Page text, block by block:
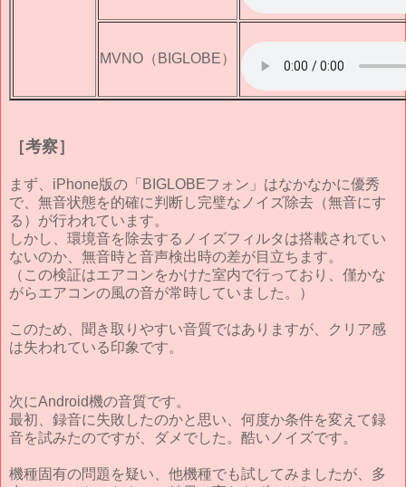
MVNO（BIGLOBE）
［考察］
まず、iPhone版の「BIGLOBEフォン」はなかなかに優秀
で、無音状態を的確に判断し完璧なノイズ除去（無音にす
る）が行われています。
しかし、環境音を除去するノイズフィルタは搭載されてい
ないのか、無音時と音声検出時の差が目立ちます。
（この検証はエアコンをかけた室内で行っており、僅かな
がらエアコンの風の音が常時していました。）
このため、聞き取りやすい音質ではありますが、クリア感
は失われている印象です。
次にAndroid機の音質です。
最初、録音に失敗したのかと思い、何度か条件を変えて録
音を試みたのですが、ダメでした。酷いノイズです。
機種固有の問題を疑い、他機種でも試してみましたが、多